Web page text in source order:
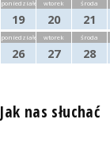
poniedziałek
19
wtorek
20
środa
21
poniedziałek
26
wtorek
27
środa
28
Jak nas słuchać